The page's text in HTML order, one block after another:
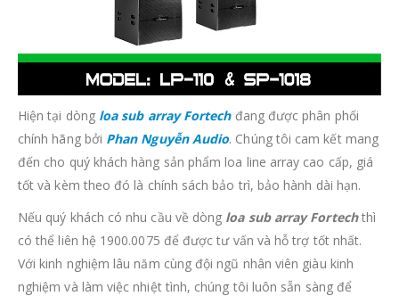
Hiện tại dòng loa sub array Fortechđang được phân phối
chính hãng bởi Phan Nguyễn Audio. Chúng tôi cam kết mang
đến cho quý khách hàng sản phẩm loa line array cao cấp, giá
tốt và kèm theo đó là chính sách bảo trì, bảo hành dài hạn.
Nếu quý khách có nhu cầu về dòng loa sub array Fortechthì
có thể liên hệ 1900.0075 để được tư vấn và hỗ trợ tốt nhất.
Với kinh nghiệm lâu năm cùng đội ngũ nhân viên giàu kinh
nghiệm và làm việc nhiệt tình, chúng tôi luôn sẵn sàng để